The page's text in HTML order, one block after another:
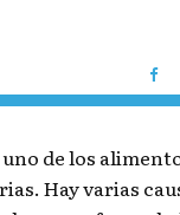
de los
Hay varias